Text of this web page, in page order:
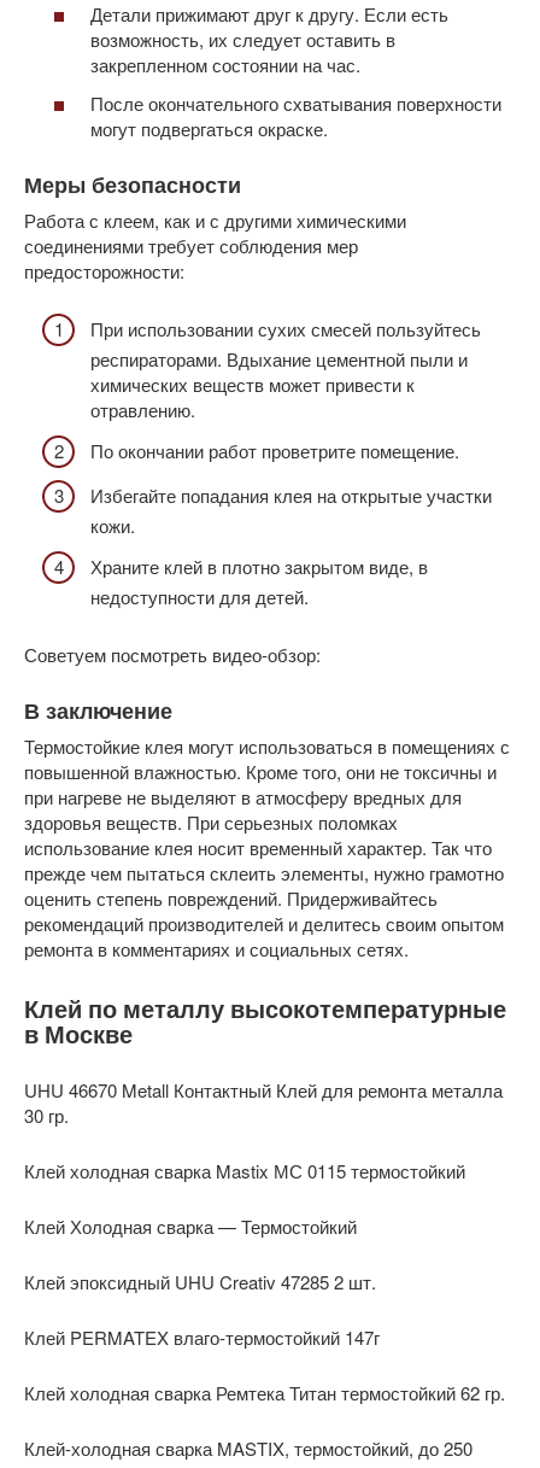
Детали прижимают друг к другу. Если есть
возможность, их следует оставить в
закрепленном состоянии на час.
После окончательного схватывания поверхности
могут подвергаться окраске.
Меры безопасности
Работа с клеем, как и с другими химическими
соединениями требует соблюдения мер
предосторожности:
При использовании сухих смесей пользуйтесь
респираторами. Вдыхание цементной пыли и
химических веществ может привести к
отравлению.
По окончании работ проветрите помещение.
Избегайте попадания клея на открытые участки
кожи.
Храните клей в плотно закрытом виде, в
недоступности для детей.
Советуем посмотреть видео-обзор:
В заключение
Термостойкие клея могут использоваться в помещениях с
повышенной влажностью. Кроме того, они не токсичны и
при нагреве не выделяют в атмосферу вредных для
здоровья веществ. При серьезных поломках
использование клея носит временный характер. Так что
прежде чем пытаться склеить элементы, нужно грамотно
оценить степень повреждений. Придерживайтесь
рекомендаций производителей и делитесь своим опытом
ремонта в комментариях и социальных сетях.
Клей по металлу высокотемпературные
в Москве
UHU 46670 Metall Контактный Клей для ремонта металла
30 гр.
Клей холодная сварка Mastix МС 0115 термостойкий
Клей Холодная сварка — Термостойкий
Клей эпоксидный UHU Creativ 47285 2 шт.
Клей PERMATEX влаго-термостойкий 147г
Клей холодная сварка Ремтека Титан термостойкий 62 гр.
Клей-холодная сварка MASTIX, термостойкий, до 250